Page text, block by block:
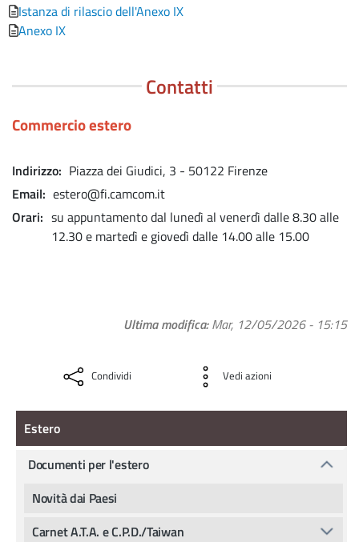
Istanza di rilascio dell'Anexo IX
Anexo IX
Contatti
Commercio estero
Indirizzo Piazza dei Giudici, 3 - 50122 Firenze
Email estero@fi.camcom.it
Orari
su appuntamento dal lunedì al venerdì dalle 8.30 alle
12.30 e martedì e giovedì dalle 14.00 alle 15.00
Ultima modifica Mar, 12/05/2026 - 15:15
Condividi Vedi azioni
Estero
Estero
Documenti per l'estero
Novità dai Paesi
Carnet A.T.A. e C.P.D./Taiwan